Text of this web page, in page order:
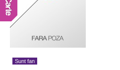
Sunt fan